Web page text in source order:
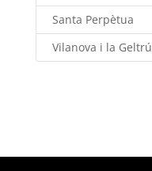
Santa Perpètua
Vilanova i la Geltrú